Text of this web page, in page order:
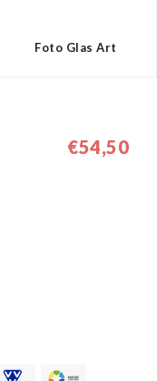
Foto Glas Art
€54,50